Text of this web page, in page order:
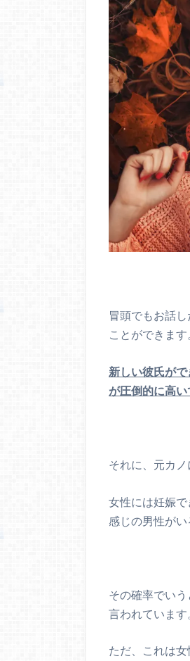
冒頭でもお話
ことができます
新しい彼氏が
が圧倒的に高い
それに、元カ
女性には妊娠
感じの男性がい
その確率でい
言われています
ただ、これは